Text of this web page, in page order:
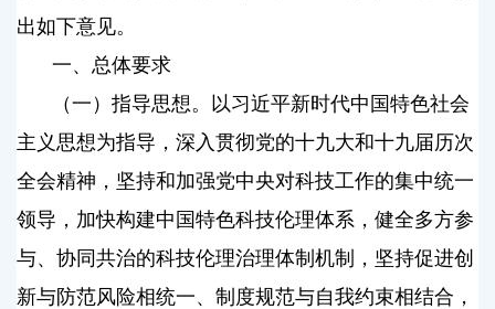
出如下意见。
一、总体要求
（一）指导思想。以习近平新时代中国特色社会
主义思想为指导，深入贯彻党的十九大和十九届历次
全会精神，坚持和加强党中央对科技工作的集中统一
领导，加快构建中国特色科技伦理体系，健全多方参
与、协同共治的科技伦理治理体制机制，坚持促进创
新与防范风险相统一、制度规范与自我约束相结合，